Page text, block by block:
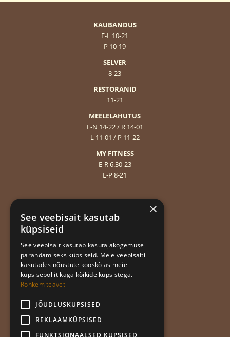
KAUBANDUS
E-L 10-21
P 10-19
SELVER
8-23
RESTORANID
11-21
MEELELAHUTUS
E-N 14-22 / R 14-01
L 11-01 / P 11-22
MY FITNESS
E-R 6.30-23
L-P 8-21
Andmekaitsetingimused
Privaatsuspoliitika
Liitu uudiskirjaga!
×
See veebisait kasutab
küpsiseid
See veebisait kasutab kasutajakogemuse
parandamiseks küpsiseid. Meie veebisaiti
kasutades nõustute kooskõlas meie
küpsisepoliitikaga kõikide küpsistega.
Rohkem teavet
JÕUDLUSKÜPSISED
REKLAAMKÜPSISED
FUNKTSIONAALSED KÜPSISED